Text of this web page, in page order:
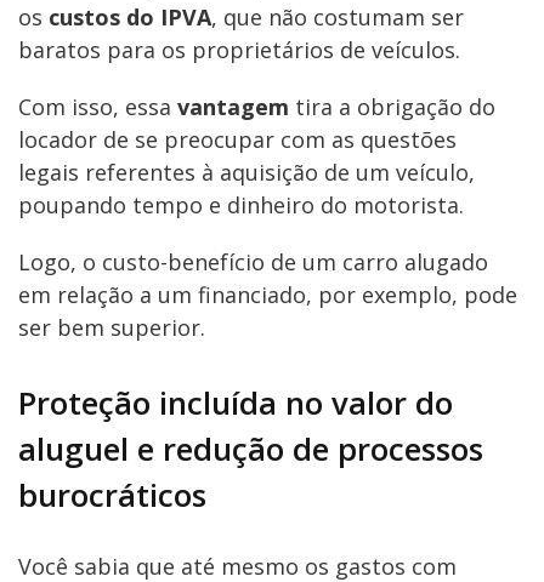
os custos do IPVA, que não costumam ser
baratos para os proprietários de veículos.
Com isso, essa vantagem tira a obrigação do
locador de se preocupar com as questões
legais referentes à aquisição de um veículo,
poupando tempo e dinheiro do motorista.
Logo, o custo-benefício de um carro alugado
em relação a um financiado, por exemplo, pode
ser bem superior.
Proteção incluída no valor do
aluguel e redução de processos
burocráticos
Você sabia que até mesmo os gastos com